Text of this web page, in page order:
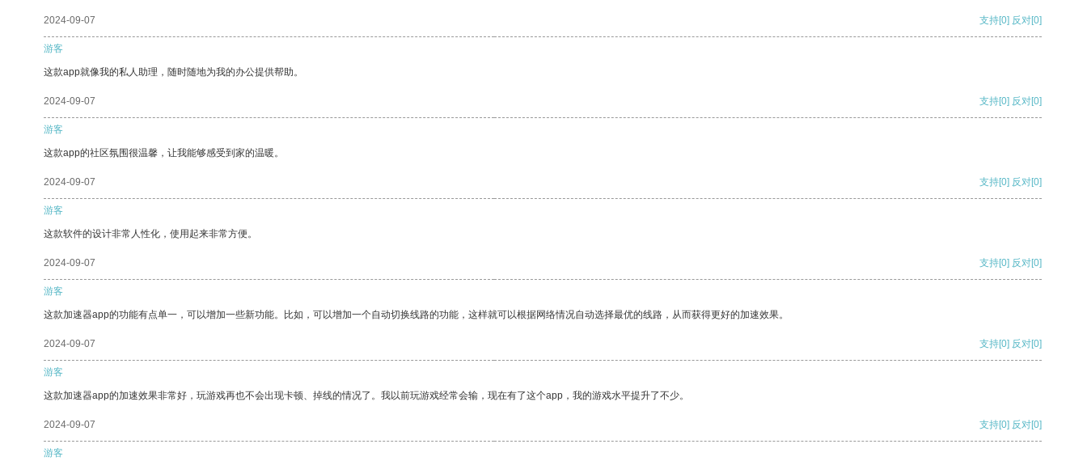
2024-09-07 支持[0] 反对[0]
游客
这款app就像我的私人助理，随时随地为我的办公提供帮助。
2024-09-07 支持[0] 反对[0]
游客
这款app的社区氛围很温馨，让我能够感受到家的温暖。
2024-09-07 支持[0] 反对[0]
游客
这款软件的设计非常人性化，使用起来非常方便。
2024-09-07 支持[0] 反对[0]
游客
这款加速器app的功能有点单一，可以增加一些新功能。比如，可以增加一个自动切换线路的功能，这样就可以根据网络情况自动选择最优的线路，从而获得更好的加速效果。
2024-09-07 支持[0] 反对[0]
游客
这款加速器app的加速效果非常好，玩游戏再也不会出现卡顿、掉线的情况了。我以前玩游戏经常会输，现在有了这个app，我的游戏水平提升了不少。
2024-09-07 支持[0] 反对[0]
游客